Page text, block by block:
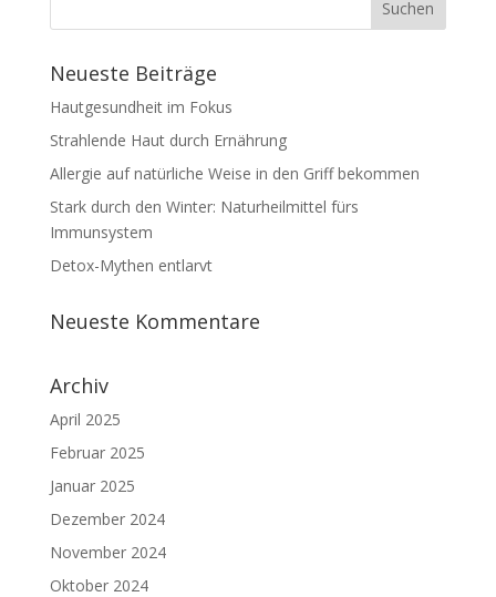
Neueste Beiträge
Hautgesundheit im Fokus
Strahlende Haut durch Ernährung
Allergie auf natürliche Weise in den Griff bekommen
Stark durch den Winter: Naturheilmittel fürs
Immunsystem
Detox-Mythen entlarvt
Neueste Kommentare
Archiv
April 2025
Februar 2025
Januar 2025
Dezember 2024
November 2024
Oktober 2024